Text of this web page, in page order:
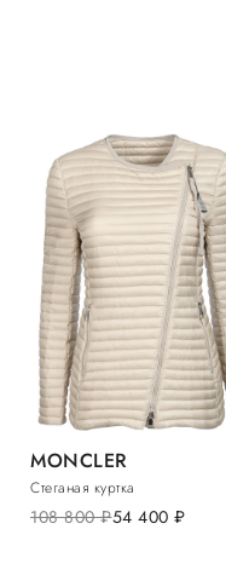
MONCLER
Стеганая куртка
108 800руб.54 400 руб.